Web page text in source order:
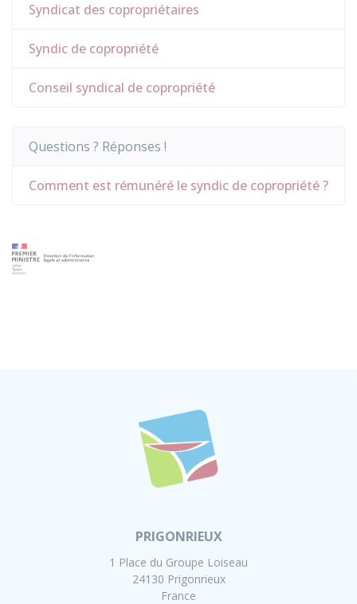
Syndicat des copropriétaires
Syndic de copropriété
Conseil syndical de copropriété
Questions ? Réponses !
Comment est rémunéré le syndic de copropriété ?
PRIGONRIEUX
1 Place du Groupe Loiseau
24130 Prigonrieux
France